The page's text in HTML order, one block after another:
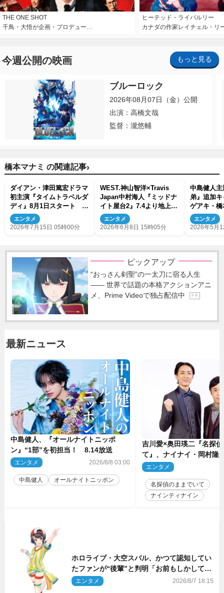
THE ONE SHOT
千鳥・大悟が企画・プロデュー…
ヒーテッド・ライバルリー
カナダの作家レイチェル・リ
今週公開の映画 もっと見る
ブルーロック
2026年08月07日（金）公開
出演：高橋文哉
監督：瀧悠輔
橋本マナミ の関連記事›
ダイアン・津田篤宏ドラマ
初主演『タイムトラベルダ
ディ』8月1日スタート 愛
妻役に橋本マナミ
エンタメ
2026年7月15日 05時00分
WEST.神山智洋×Travis
Japan中村海人『ミッドナ
イト屋台2』7.4より地上波
放送決定
エンタメ
2026年6月8日 15時05分
中島健人
弟』追加
ゲアキ・
美子ら発表
エンタメ
2026年5月
ピックアップ
“おっさん剣聖”の一太刀に宿る人生
―― 世界で話題の本格アクションアニ
メ、Prime Videoで独占配信中
P R
最新ニュース
中島健人、『オールナイトニッポ
ン』“1部”を初担当！ 8.14放送
エンタメ 2026/8/8 03:00
中島健人 オールナイトニッポン
吉川愛×奥田瑛二『名探
て』、ナイナイ・岡村隆
のゲスト出演が決定！
エンタメ
名探偵のままでいて
ナインティナイン
ホロライブ・大空スバル、かつて認知してい
たファンが“後輩”と判明「お前もしかしてあ
のときの？」
エンタメ 2026/8/7 18:15